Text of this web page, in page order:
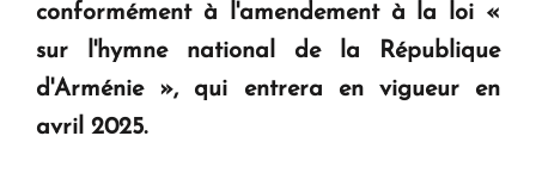
ouvrira ses portes à Dilijan
conformément à l'amendement à la loi «
sur l'hymne national de la République
d'Arménie », qui entrera en vigueur en
avril 2025.